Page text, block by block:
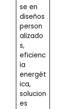
se en
diseños
person
alizado
s,
eficienc
ia
energét
ica,
solucion
es